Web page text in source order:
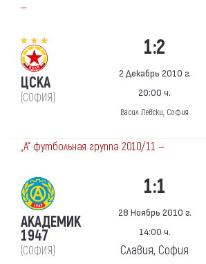
—
ЦСКА
(СОФИЯ)
1:2
2 Декабрь 2010 г.
20:00 ч.
Васил Левски, София
„А“ футбольная группа 2010/11 —
АКАДЕМИК
1947
(СОФИЯ)
1:1
28 Ноябрь 2010 г.
14:00 ч.
Славия, София